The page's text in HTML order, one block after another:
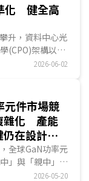
化 健全高
升，資料中心光
(CPO)架構以外
確，將...2026-06-02
元件市場競
雜化 產能
在設計能
全球GaN功率元
」與「親中」兩
場仍有一定的重
2026-05-20